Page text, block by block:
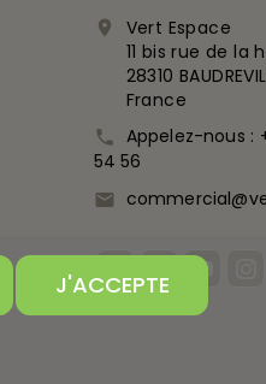

Vert Espace
11 bis rue de la
28310
France
 Appelez-nous :
54 56

J'ACCEPTE